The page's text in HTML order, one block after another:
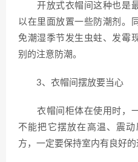
开放式衣帽间这种也是最
以在里面放置一些防潮剂。
免潮湿季节发生虫蛀、发霉
别的注意防潮。
3、衣帽间摆放要当心
衣帽间柜体在使用时，一
不能把它摆放在高温、震
方，一定要保持室内有良好的